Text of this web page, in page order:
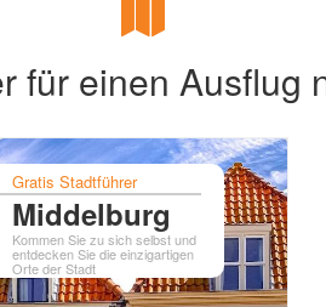
für einen Ausflug
Gratis Stadtführer
Middelburg
Kommen Sie zu sich selbst und
entdecken Sie die einzigartigen
Orte der Stadt